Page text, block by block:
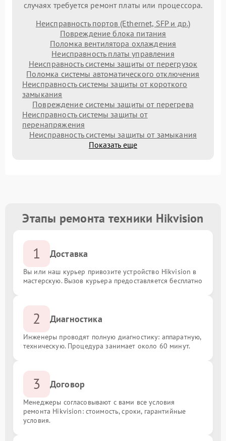
случаях требуется ремонт платы или процессора.
Неисправность портов (Ethernet, SFP и др.)
Повреждение блока питания
Поломка вентилятора охлаждения
Неисправность платы управления
Неисправность системы защиты от перегрузок
Поломка системы автоматического отключения
Неисправность системы защиты от короткого
замыкания
Повреждение системы защиты от перегрева
Неисправность системы защиты от
перенапряжения
Неисправность системы защиты от замыкания
Показать еще
Этапы ремонта техники Hikvision
1 Доставка
Вы или наш курьер привозите устройство Hikvision в
мастерскую. Вызов курьера предоставляется бесплатно
2 Диагностика
Инженеры проводят полную диагностику: аппаратную,
техническую. Процедура занимает около 60 минут.
3 Договор
Менеджеры согласовывают с вами все условия
ремонта Hikvision: стоимость, сроки, гарантийные
условия.